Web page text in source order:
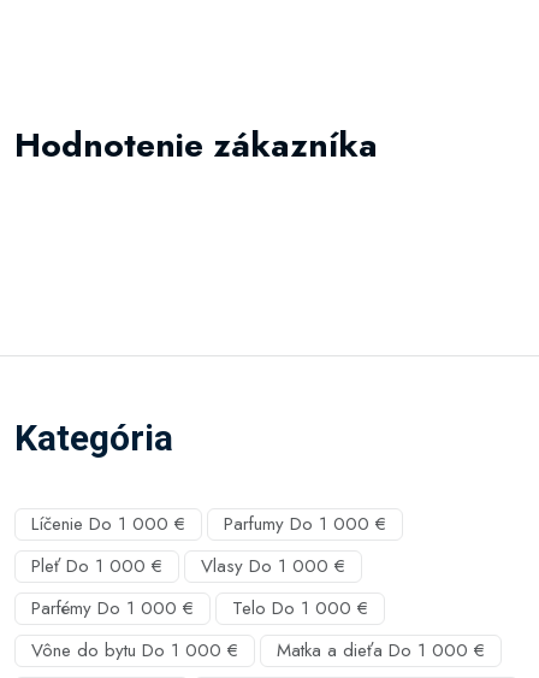
Hodnotenie zákazníka
Kategória
Líčenie Do 1 000 €
Parfumy Do 1 000 €
Pleť Do 1 000 €
Vlasy Do 1 000 €
Parfémy Do 1 000 €
Telo Do 1 000 €
Vône do bytu Do 1 000 €
Matka a dieťa Do 1 000 €